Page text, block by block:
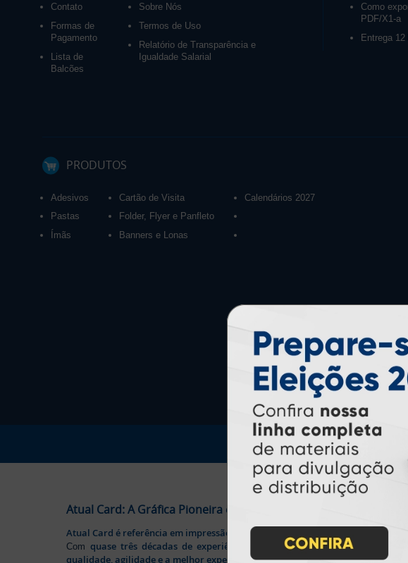
Contato
Formas de
Pagamento
Lista de
Balcões
Sobre Nós
Termos de Uso
Relatório de Transparência e
Igualdade Salarial
Como
PDF/X1-a
Entrega 12
PRODUTOS
Adesivos
Pastas
Ímãs
Cartão de Visita
Folder, Flyer e Panfleto
Banners e Lonas
Calendários 2027
IMPRA
Atual
Atual Card: A Gráfica Pioneira em Personalização Online
Atual Card é referência em impressão gráfica online no Brasil , oferecendo
Comquase três décadas de experiência , somos pioneiros no segmento de
qualidade, agilidade e a melhor experiênciaaos nossos clientes.